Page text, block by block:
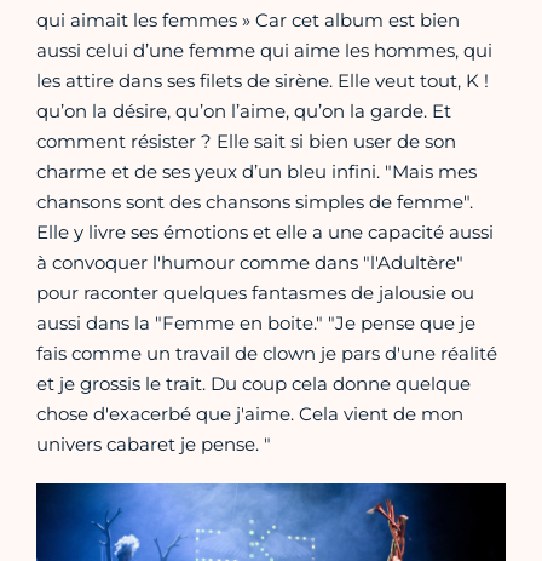
qui aimait les femmes » Car cet album est bien
aussi celui d’une femme qui aime les hommes, qui
les attire dans ses filets de sirène. Elle veut tout, K !
qu’on la désire, qu’on l’aime, qu’on la garde. Et
comment résister ? Elle sait si bien user de son
charme et de ses yeux d’un bleu infini. "Mais mes
chansons sont des chansons simples de femme".
Elle y livre ses émotions et elle a une capacité aussi
à convoquer l'humour comme dans "l'Adultère"
pour raconter quelques fantasmes de jalousie ou
aussi dans la "Femme en boite." "Je pense que je
fais comme un travail de clown je pars d'une réalité
et je grossis le trait. Du coup cela donne quelque
chose d'exacerbé que j'aime. Cela vient de mon
univers cabaret je pense. "